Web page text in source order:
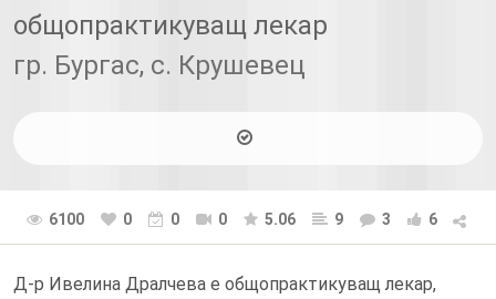
общопрактикуващ лекар
гр. Бургас, с. Крушевец
6100 0 0 0 5.06 9 3 6
Д-р Ивелина Дралчева е общопрактикуващ лекар,